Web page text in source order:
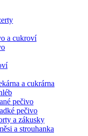
a cukroví
a cukrárna
pečivo
pečivo
a zákusky
a strouhanka